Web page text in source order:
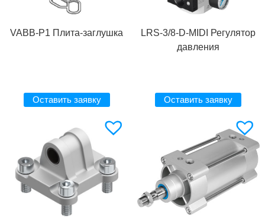
VABB-P1 Плита-заглушка
Оставить заявку
LRS-3/8-D-MIDI Регулятор
давления
Оставить заявку